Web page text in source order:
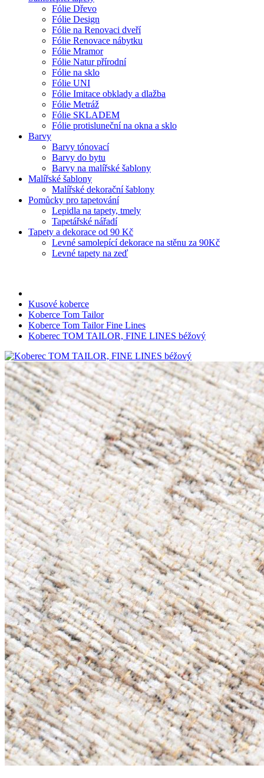
Fólie Dřevo
Fólie Design
Fólie na Renovaci dveří
Fólie Renovace nábytku
Fólie Mramor
Fólie Natur přírodní
Fólie na sklo
Fólie UNI
Fólie Imitace obklady a dlažba
Fólie Metráž
Fólie SKLADEM
Fólie protisluneční na okna a sklo
Barvy
Barvy tónovací
Barvy do bytu
Barvy na malířské šablony
Malířské šablony
Malířské dekorační šablony
Pomůcky pro tapetování
Lepidla na tapety, tmely
Tapetářské nářadí
Tapety a dekorace od 90 Kč
Levné samolepící dekorace na stěnu za 90Kč
Levné tapety na zeď
Kusové koberce
Koberce Tom Tailor
Koberce Tom Tailor Fine Lines
Koberec TOM TAILOR, FINE LINES béžový